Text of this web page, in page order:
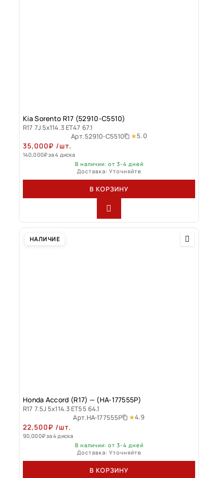
Kia Sorento R17 (52910-C5510)
R17 7J 5x114.3 ET47 67.1
Арт.52910-C5510 5.0
35,000₽ /шт.
140,000₽за 4 диска
В наличии: от 3-4 дней
Доставка: Уточняйте
В КОРЗИНУ
НАЛИЧИЕ
Honda Accord (R17) — (HA-177555P)
R17 7.5J 5x114.3 ET55 64.1
Арт.HA-177555P 4.9
22,500₽ /шт.
90,000₽за 4 диска
В наличии: от 3-4 дней
Доставка: Уточняйте
В КОРЗИНУ